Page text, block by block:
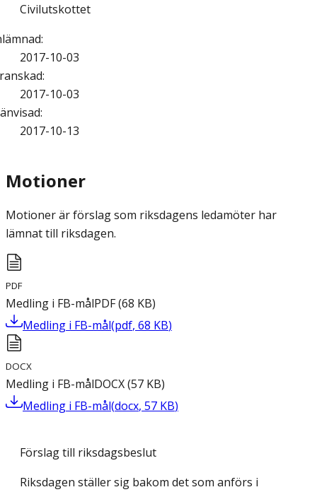
Civilutskottet
:
2017-10-03
:
2017-10-03
:
2017-10-13
Motioner
Motioner är förslag som riksdagens ledamöter har
lämnat till riksdagen.
PDF
Medling i FB-målPDF(68 KB)
Medling i FB-mål(pdf, 68 KB)
DOCX
Medling i FB-målDOCX(57 KB)
Medling i FB-mål(docx, 57 KB)
Förslag till riksdagsbeslut
Riksdagen ställer sig bakom det som anförs i